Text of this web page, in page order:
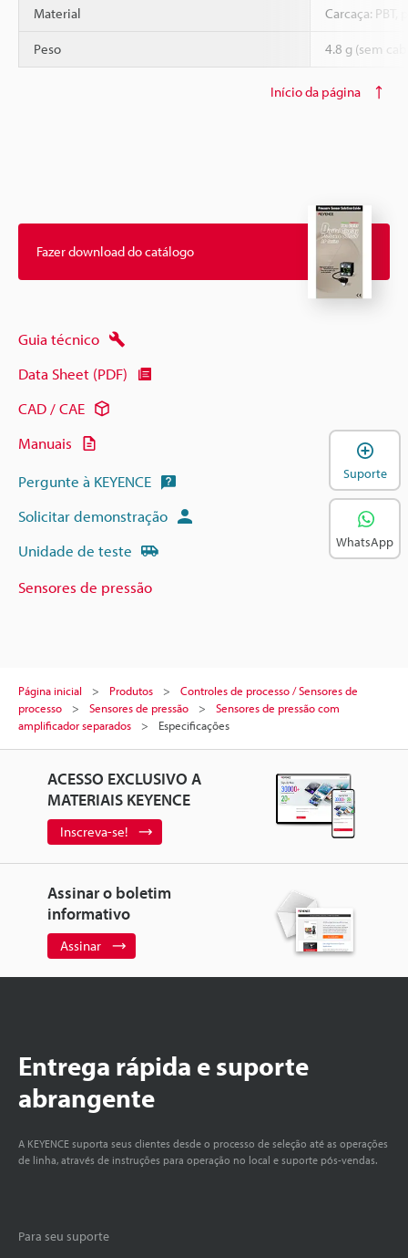
Material Carcaça:
Peso 4.8 g (sem
Início da página
Fazer download do catálogo
Guia técnico
Data Sheet (PDF)
CAD / CAE
Manuais
Pergunte à KEYENCE
Solicitar demonstração
Unidade de teste
Sensores de pressão
Página inicial Produtos
Controles de processo / Sensores de
processo
Sensores de pressão
Sensores de pressão com
amplificador separados
Especificações
ACESSO EXCLUSIVO A
MATERIAIS KEYENCE
Inscreva-se!
Assinar o boletim
informativo
Assinar
Entrega rápida e suporte
abrangente
A KEYENCE suporta seus clientes desde o processo de seleção até as operações
de linha, através de instruções para operação no local e suporte pós-vendas.
Para seu suporte
Suporte
WhatsApp